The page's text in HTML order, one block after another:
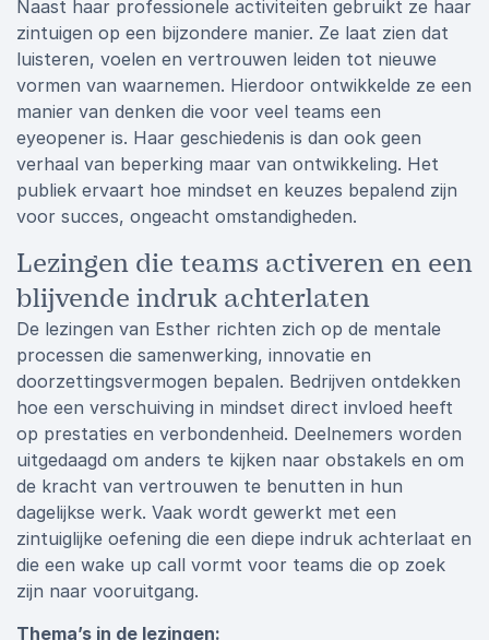
Naast haar professionele activiteiten gebruikt ze haar
zintuigen op een bijzondere manier. Ze laat zien dat
luisteren, voelen en vertrouwen leiden tot nieuwe
vormen van waarnemen. Hierdoor ontwikkelde ze een
manier van denken die voor veel teams een
eyeopener is. Haar geschiedenis is dan ook geen
verhaal van beperking maar van ontwikkeling. Het
publiek ervaart hoe mindset en keuzes bepalend zijn
voor succes, ongeacht omstandigheden.
Lezingen die teams activeren en een
blijvende indruk achterlaten
De lezingen van Esther richten zich op de mentale
processen die samenwerking, innovatie en
doorzettingsvermogen bepalen. Bedrijven ontdekken
hoe een verschuiving in mindset direct invloed heeft
op prestaties en verbondenheid. Deelnemers worden
uitgedaagd om anders te kijken naar obstakels en om
de kracht van vertrouwen te benutten in hun
dagelijkse werk. Vaak wordt gewerkt met een
zintuiglijke oefening die een diepe indruk achterlaat en
die een wake up call vormt voor teams die op zoek
zijn naar vooruitgang.
Thema’s in de lezingen: